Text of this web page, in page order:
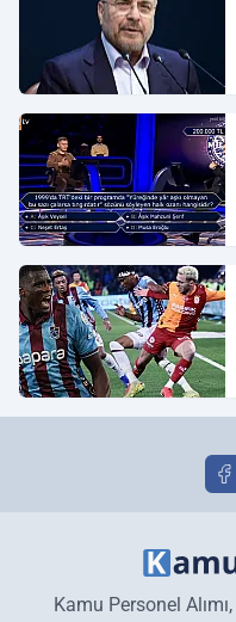
Kamu Personel